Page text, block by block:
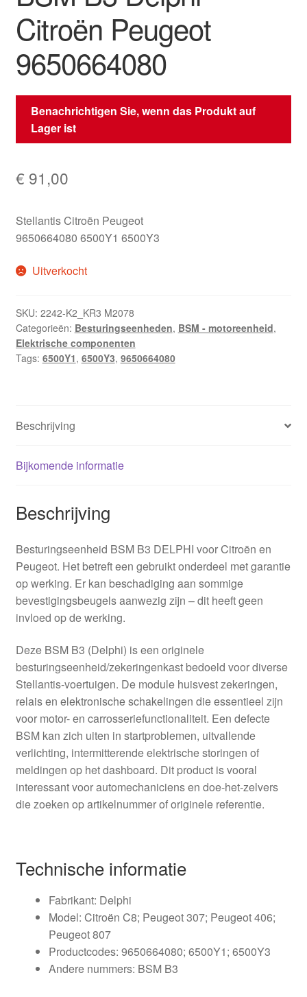
Citroën Peugeot
9650664080
Benachrichtigen Sie, wenn das Produkt auf
Lager ist
€ 91,00
Stellantis Citroën Peugeot
9650664080 6500Y1 6500Y3
Uitverkocht
SKU: 2242-K2_KR3 M2078
Categorieën: Besturingseenheden, BSM - motoreenheid,
Elektrische componenten
Tags: 6500Y1, 6500Y3, 9650664080
Beschrijving
Bijkomende informatie
Beschrijving
Besturingseenheid BSM B3 DELPHI voor Citroën en
Peugeot. Het betreft een gebruikt onderdeel met garantie
op werking. Er kan beschadiging aan sommige
bevestigingsbeugels aanwezig zijn – dit heeft geen
invloed op de werking.
Deze BSM B3 (Delphi) is een originele
besturingseenheid/zekeringenkast bedoeld voor diverse
Stellantis-voertuigen. De module huisvest zekeringen,
relais en elektronische schakelingen die essentieel zijn
voor motor- en carrosseriefunctionaliteit. Een defecte
BSM kan zich uiten in startproblemen, uitvallende
verlichting, intermitterende elektrische storingen of
meldingen op het dashboard. Dit product is vooral
interessant voor automechaniciens en doe-het-zelvers
die zoeken op artikelnummer of originele referentie.
Technische informatie
Fabrikant: Delphi
Model: Citroën C8; Peugeot 307; Peugeot 406;
Peugeot 807
Productcodes: 9650664080; 6500Y1; 6500Y3
Andere nummers: BSM B3